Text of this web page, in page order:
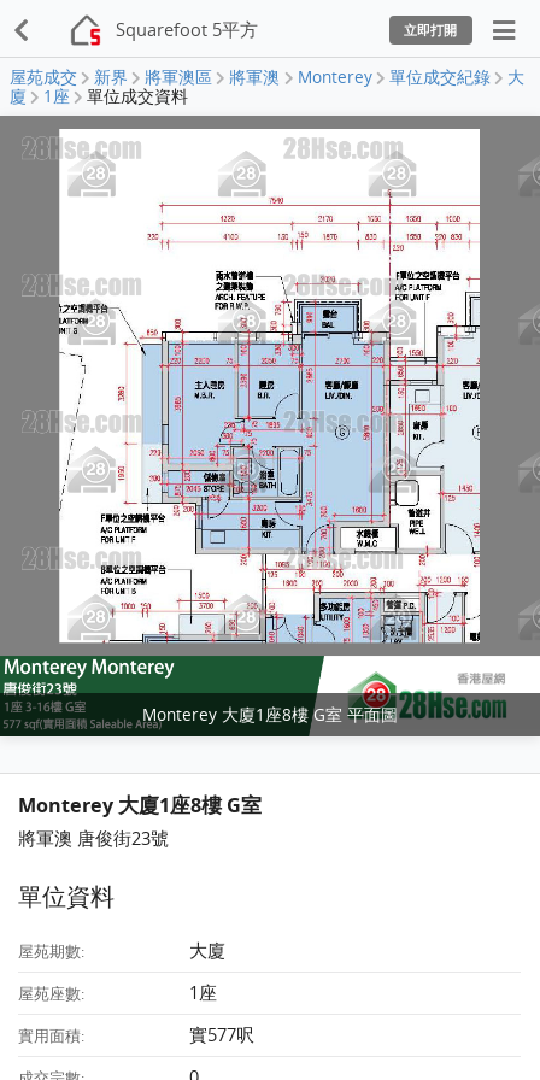
Squarefoot 5平方 立即打開
屋苑成交 新界 將軍澳區 將軍澳 Monterey 單位成交紀錄
大
廈
1座 單位成交資料
Monterey 大廈1座8樓 G室 平面圖
Monterey 大廈1座8樓 G室
將軍澳 唐俊街23號
單位資料
屋苑期數: 大廈
屋苑座數: 1座
實用面積: 實577呎